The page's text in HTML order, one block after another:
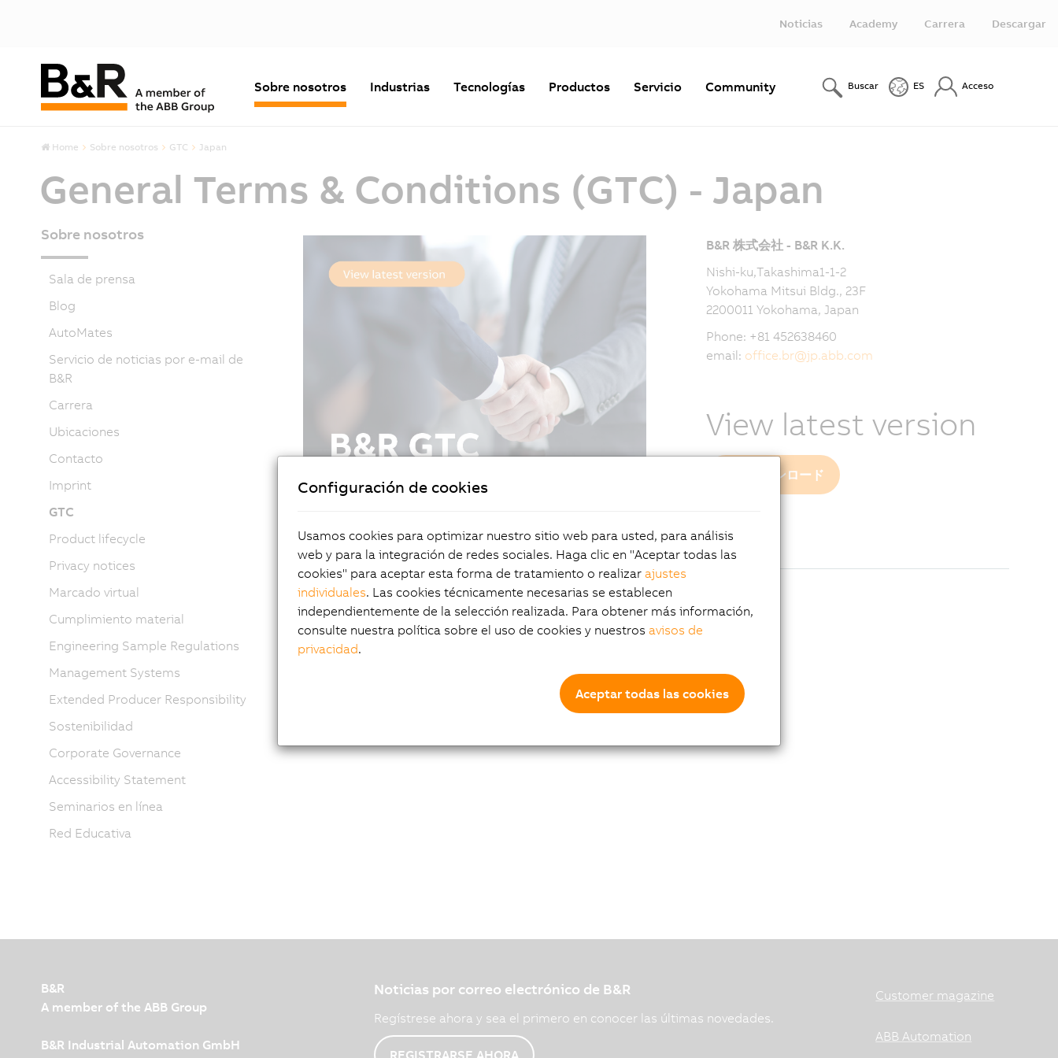
Noticias Academy Carrera Descargar
Sobre nosotros Industrias Tecnologías Productos Servicio Community Buscar ES Acceso
Home Sobre nosotros GTC Japan
General Terms & Conditions (GTC) - Japan
B&R 株式会社 - B&R K.K.
Nishi-ku,Takashima1-1-2
Yokohama Mitsui Bldg., 23F
2200011 Yokohama, Japan
Phone: +81 452638460
email: office.br@jp.abb.com
View latest version
PDF ダウンロード
Sobre nosotros
Sala de prensa
Blog
AutoMates
Servicio de noticias por e-mail de
B&R
Carrera
Ubicaciones
Contacto
Imprint
GTC
Product lifecycle
Privacy notices
Marcado virtual
Cumplimiento material
Engineering Sample Regulations
Management Systems
Extended Producer Responsibility
Sostenibilidad
Corporate Governance
Accessibility Statement
Seminarios en línea
Red Educativa
B&R
A member of the ABB Group
B&R Industrial Automation GmbH
Noticias por correo electrónico de B&R
Regístrese ahora y sea el primero en conocer las últimas novedades.
REGISTRARSE AHORA
Customer magazine
ABB Automation
Configuración de cookies
Usamos cookies para optimizar nuestro sitio web para usted, para análisis
web y para la integración de redes sociales. Haga clic en "Aceptar todas las
cookies" para aceptar esta forma de tratamiento o realizar ajustes
individuales. Las cookies técnicamente necesarias se establecen
independientemente de la selección realizada. Para obtener más información,
consulte nuestra política sobre el uso de cookies y nuestros avisos de
privacidad.
Aceptar todas las cookies